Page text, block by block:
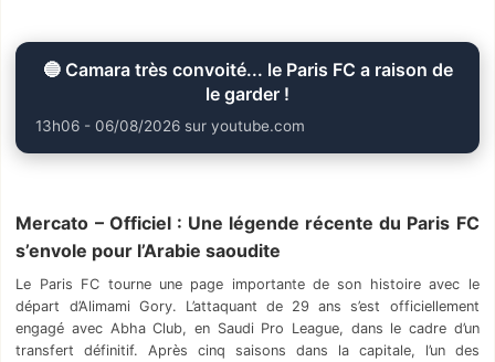
🔵 Camara très convoité... le Paris FC a raison de
le garder !
13h06 - 06/08/2026 sur youtube.com
Mercato – Officiel : Une légende récente du Paris FC
s’envole pour l’Arabie saoudite
Le Paris FC tourne une page importante de son histoire avec le
départ d’Alimami Gory. L’attaquant de 29 ans s’est officiellement
engagé avec Abha Club, en Saudi Pro League, dans le cadre d’un
transfert définitif. Après cinq saisons dans la capitale, l’un des